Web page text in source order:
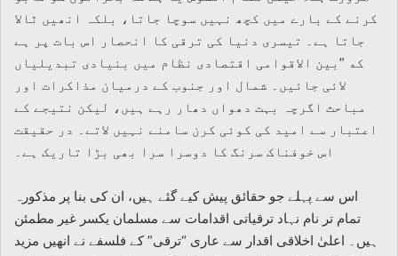
کرنے کے بارے میں کچھ نہیں سوچا جاتا، بلکہ انھیں ٹالا
جاتا ہے۔ تیسری دنیا کی ترقی کا انحصار اس بات پر ہے
که ”بین الاقوامی اقتصادی نظام میں بنیادی تبدیلیاں
لائی جائیں۔ شمال اور جنوب کے درمیان مذاکرات اور
مباحث اگرچہ بہت دھواں دھار رہے ہیں، لیکن نتیجے کے
اعتبار سے امید کی کوئی کرن سامنے نہیں لاتے۔ در حقیقت
اس خوفناک سرنگ کا دوسرا سرا بھی بڑا تاریک ہے۔
اس سے پہلے جو حقائق پیش کیے گئے ہیں، ان کی بنا پر مذکورہ
تمام تر نام نہاد ترقیاتی اقدامات سے مسلمان یکسر غیر مطمئن
ہیں۔ اعلیٰ اخلاقی اقدار سے عاری “ترقی” کے فلسفے نے انھیں مزید